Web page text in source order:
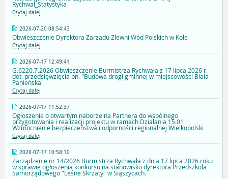
Rychwał_Statystyka
Czytaj dalej
2026-07-20 08:54:43
Obwieszczenie Dyrektora Zarządu Zlewni Wód Polskich w Kole
Czytaj dalej
2026-07-17 12:49:41
G.6220.7.2026 Obwieszczenie Burmistrza Rychwała z 17 lipca 2026 r.
dot. przedsięwzięcia pn. "Budowa drogi gminnej w miejscowości Biała
Panieńska"
Czytaj dalej
2026-07-17 11:52:37
Ogłoszenie o otwartym naborze na Partnera do wspólnego
przygotowania i realizacji projektu w ramach Działania 15.01
Wzmocnienie bezpieczeństwa i odporności regionalnej Wielkopolski
Czytaj dalej
2026-07-17 10:58:10
Zarządzenie nr 14/2026 Burmistrza Rychwała z dnia 17 lipca 2026 roku
w sprawie ogłoszenia konkursu na stanowisko dyrektora Przedszkola
Samorządowego "Leśne Skrzaty" w Siąszycach.